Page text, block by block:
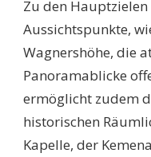
Zu den
Aussichtspunkte,
Wagnershöhe, die
Panoramablicke
ermöglicht zudem
historischen
Kapelle, der